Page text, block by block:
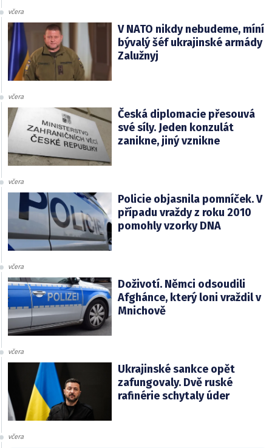
včera
V NATO nikdy nebudeme, míní
bývalý šéf ukrajinské armády
Zalužnyj
včera
Česká diplomacie přesouvá
své síly. Jeden konzulát
zanikne, jiný vznikne
včera
Policie objasnila pomníček. V
případu vraždy z roku 2010
pomohly vzorky DNA
včera
Doživotí. Němci odsoudili
Afghánce, který loni vraždil v
Mnichově
včera
Ukrajinské sankce opět
zafungovaly. Dvě ruské
rafinérie schytaly úder
včera